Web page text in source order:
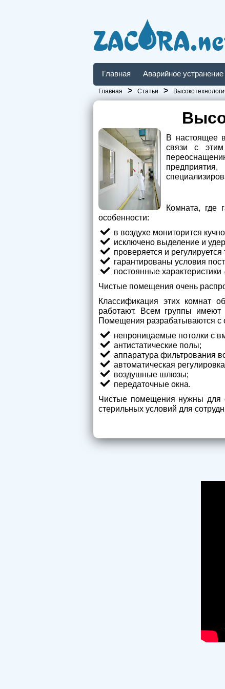
ZAC
Главная Аварийное устранение
Главная > Статьи >
В настоящее
связи с этим
Комната, где
особенности:
в воздухе мониторится
исключено выделение и
проверяется и
гарантированы условия
постоянные
Чистые помещения очень
Классификация этих комнат
работают. Всем группы имеют
Помещения разрабатываются с
непроницаемые потолки с
антистатические полы;
аппаратура фильтрования
автоматическая
воздушные шлюзы;
передаточные окна.
Чистые помещения нужны для
стерильных условий для